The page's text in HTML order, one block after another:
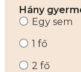
Hány
Egy sem
1 fő
2 fő